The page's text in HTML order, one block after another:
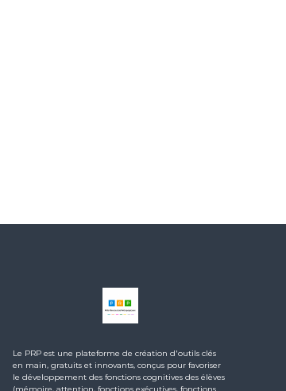
Le PRP est une plateforme de création d'outils clés
en main, gratuits et innovants, conçus pour favoriser
le développement des fonctions cognitives des élèves